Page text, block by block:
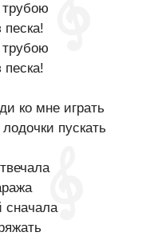
ко мне играть
пускать
сначала